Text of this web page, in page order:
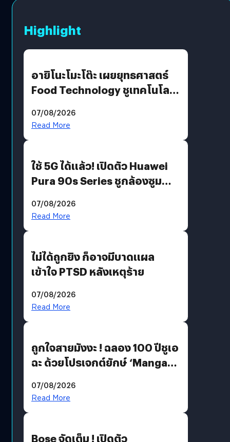
Highlight
อายิโนะโมะโต๊ะ เผยยุทธศาสตร์
Food Technology ชูเทคโนโลยี
บริโภคและ B2B
07/08/2026
Read More
ใช้ 5G ได้แล้ว! เปิดตัว Huawei
Pura 90s Series ชูกล้องซูม
07/08/2026
Read More
ไม่ได้ถูกยิง ก็อาจมีบาดแผล
เข้าใจ PTSD หลังเหตุร้าย
07/08/2026
Read More
ถูกใจสายมังงะ ! ฉลอง 100 ปีชูเอ
ฉะ ด้วยโปรเจกต์ยักษ์ ‘Manga
มีภาษาไทยด้วย
07/08/2026
Read More
Bose จัดเต็ม ! เปิดตัว